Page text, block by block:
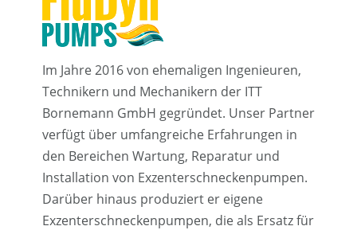
Im Jahre 2016 von ehemaligen Ingenieuren,
Technikern und Mechanikern der ITT
Bornemann GmbH gegründet. Unser Partner
verfügt über umfangreiche Erfahrungen in
den Bereichen Wartung, Reparatur und
Installation von Exzenterschneckenpumpen.
Darüber hinaus produziert er eigene
Exzenterschneckenpumpen, die als Ersatz für